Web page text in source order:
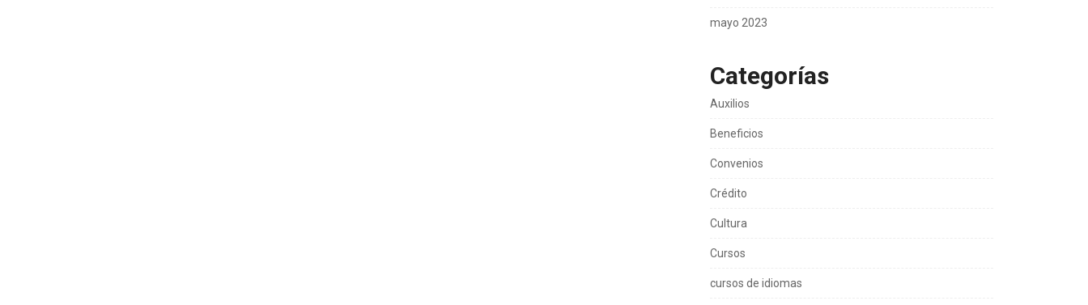
mayo 2023
Categorías
Auxilios
Beneficios
Convenios
Crédito
Cultura
Cursos
cursos de idiomas